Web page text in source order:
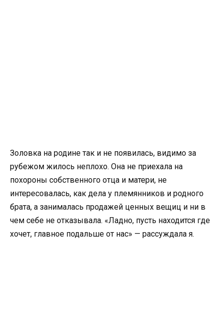
Золовка на родине так и не появилась, видимо за
рубежом жилось неплохо. Она не приехала на
похороны собственного отца и матери, не
интересовалась, как дела у племянников и родного
брата, а занималась продажей ценных вещиц и ни в
чем себе не отказывала. «Ладно, пусть находится где
хочет, главное подальше от нас» — рассуждала я.